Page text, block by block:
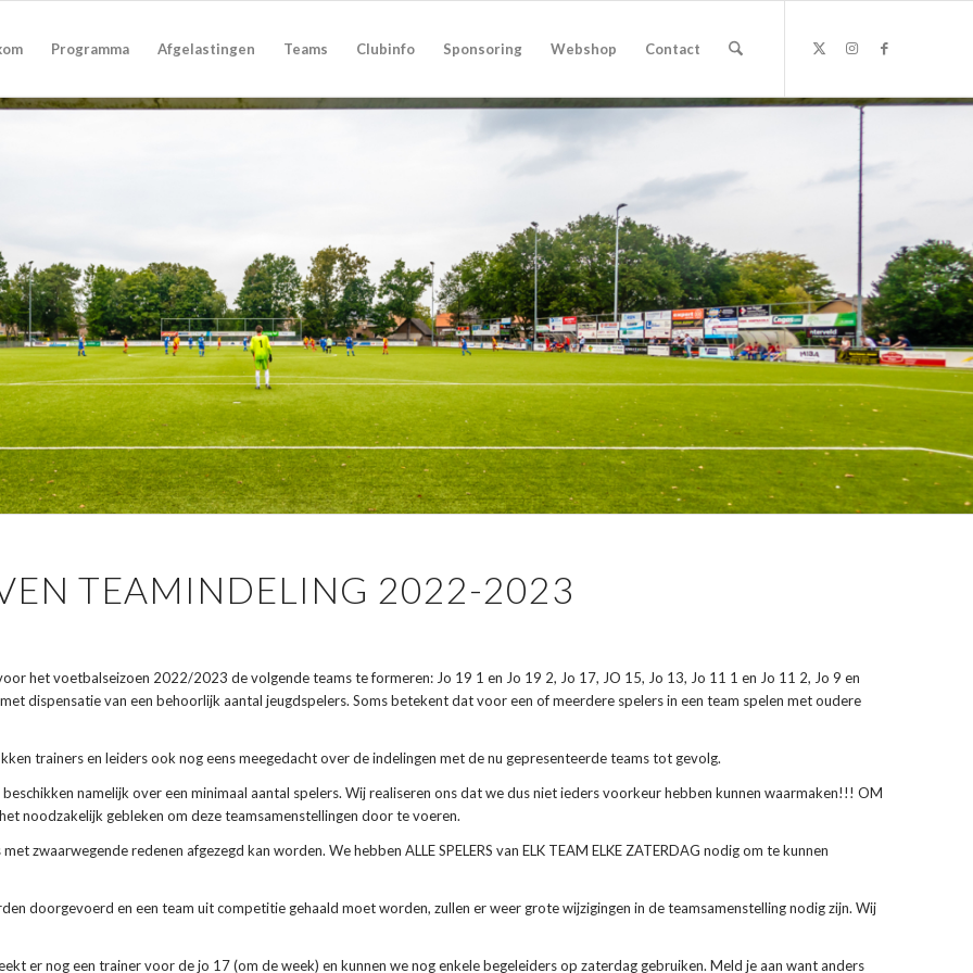
Programma Afgelastingen Teams Clubinfo Sponsoring Webshop Contact
TEAMINDELING 2022-2023
het voetbalseizoen 2022/2023 de volgende teams te formeren: Jo 19 1 en Jo 19 2, Jo 17, JO 15, Jo 13, Jo 11 1 en Jo 11 2, Jo 9 en
dispensatie van een behoorlijk aantal jeugdspelers. Soms betekent dat voor een of meerdere spelers in een team spelen met oudere
trainers en leiders ook nog eens meegedacht over de indelingen met de nu gepresenteerde teams tot gevolg.
namelijk over een minimaal aantal spelers. Wij realiseren ons dat we dus niet ieders voorkeur hebben kunnen waarmaken!!! OM
noodzakelijk gebleken om deze teamsamenstellingen door te voeren.
zwaarwegende redenen afgezegd kan worden. We hebben ALLE SPELERS van ELK TEAM ELKE ZATERDAG nodig om te kunnen
doorgevoerd en een team uit competitie gehaald moet worden, zullen er weer grote wijzigingen in de teamsamenstelling nodig zijn. Wij
er nog een trainer voor de jo 17 (om de week) en kunnen we nog enkele begeleiders op zaterdag gebruiken. Meld je aan want anders